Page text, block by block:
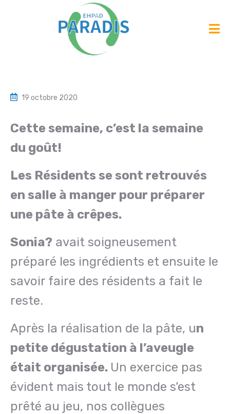
19 octobre 2020
Cette semaine, c’est la semaine
du goût!
Les Résidents se sont retrouvés
en salle à manger pour préparer
une pâte à crêpes.
Sonia? avait soigneusement
préparé les ingrédients et ensuite le
savoir faire des résidents a fait le
reste.
Après la réalisation de la pâte, un
petite dégustation à l’aveugle
était organisée. Un exercice pas
évident mais tout le monde s’est
prêté au jeu, nos collègues